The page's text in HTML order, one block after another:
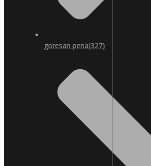
goresan pena(327)